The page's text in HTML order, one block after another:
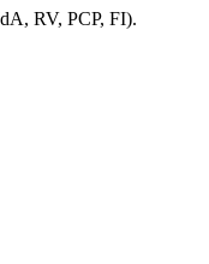
RV, PCP, FI).